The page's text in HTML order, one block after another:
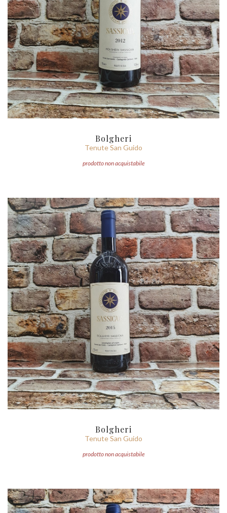
Bolgheri
Tenute San Guido
prodotto non acquistabile
Bolgheri
Tenute San Guido
prodotto non acquistabile